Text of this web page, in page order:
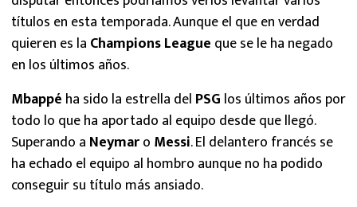
títulos en esta temporada. Aunque el que en verdad
quieren es la Champions League que se le ha negado
en los últimos años.
Mbappé ha sido la estrella del PSG los últimos años por
todo lo que ha aportado al equipo desde que llegó.
Superando a Neymaro Messi. El delantero francés se
ha echado el equipo al hombro aunque no ha podido
conseguir su título más ansiado.